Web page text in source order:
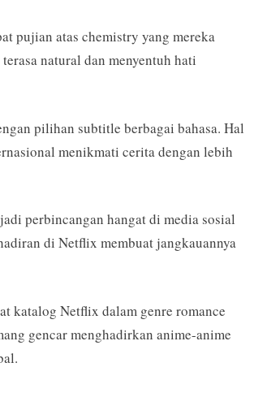
pujian atas chemistry yang mereka
natural dan menyentuh hati
pilihan subtitle berbagai bahasa. Hal
menikmati cerita dengan lebih
perbincangan hangat di media sosial
di Netflix membuat jangkauannya
katalog Netflix dalam genre romance
gencar menghadirkan anime-anime